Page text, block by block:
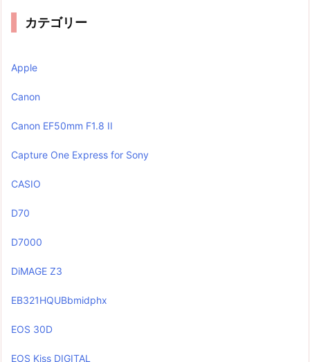
カテゴリー
Apple
Canon
Canon EF50mm F1.8 II
Capture One Express for Sony
CASIO
D70
D7000
DiMAGE Z3
EB321HQUBbmidphx
EOS 30D
EOS Kiss DIGITAL